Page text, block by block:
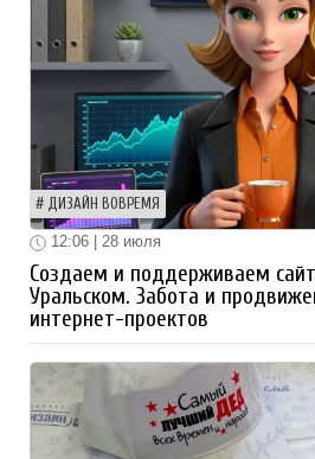
ДИЗАЙН ВОВРЕМЯ
12:06 | 28 июля
Создаем и поддерживаем
Уральском. Забота и
интернет-проектов